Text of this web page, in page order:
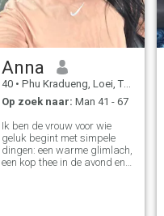
Anna
40 • Phu Kradueng, Loei, Thailand
Op zoek naar: Man 41 - 67
Ik ben de vrouw voor wie
geluk begint met simpele
dingen: een warme glimlach,
een kop thee in de avond en